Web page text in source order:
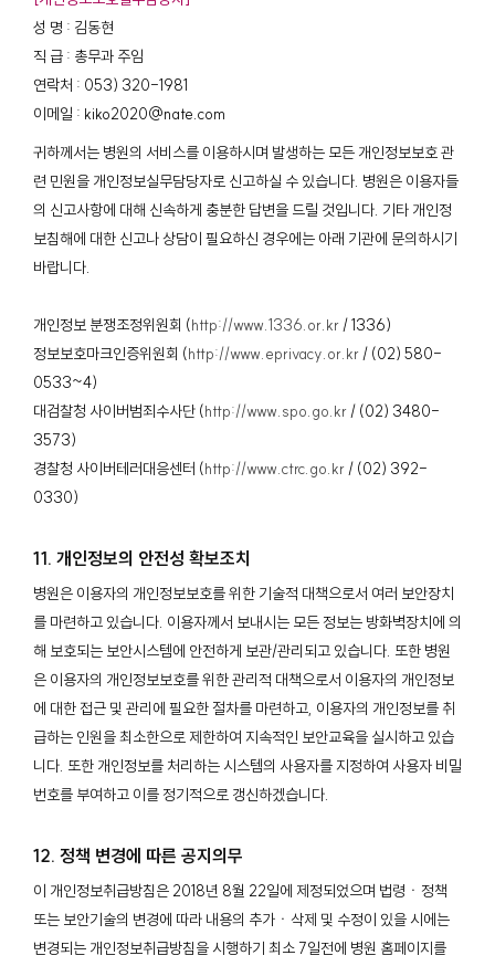
성 명 : 김동현
직 급 : 총무과 주임
연락처 : 053) 320-1981
이메일 : kiko2020@nate.com
귀하께서는 병원의 서비스를 이용하시며 발생하는 모든 개인정보보호 관
련 민원을 개인정보실무담당자로 신고하실 수 있습니다. 병원은 이용자들
의 신고사항에 대해 신속하게 충분한 답변을 드릴 것입니다. 기타 개인정
보침해에 대한 신고나 상담이 필요하신 경우에는 아래 기관에 문의하시기
바랍니다.
개인정보 분쟁조정위원회 (http://www.1336.or.kr / 1336)
정보보호마크인증위원회 (http://www.eprivacy.or.kr / (02) 580-
0533~4)
대검찰청 사이버범죄수사단 (http://www.spo.go.kr / (02) 3480-
3573)
경찰청 사이버테러대응센터 (http://www.ctrc.go.kr / (02) 392-
0330)
11. 개인정보의 안전성 확보조치
병원은 이용자의 개인정보보호를 위한 기술적 대책으로서 여러 보안장치
를 마련하고 있습니다. 이용자께서 보내시는 모든 정보는 방화벽장치에 의
해 보호되는 보안시스템에 안전하게 보관/관리되고 있습니다. 또한 병원
은 이용자의 개인정보보호를 위한 관리적 대책으로서 이용자의 개인정보
에 대한 접근 및 관리에 필요한 절차를 마련하고, 이용자의 개인정보를 취
급하는 인원을 최소한으로 제한하여 지속적인 보안교육을 실시하고 있습
니다. 또한 개인정보를 처리하는 시스템의 사용자를 지정하여 사용자 비밀
번호를 부여하고 이를 정기적으로 갱신하겠습니다.
12. 정책 변경에 따른 공지의무
이 개인정보취급방침은 2018년 8월 22일에 제정되었으며 법령ㆍ정책
또는 보안기술의 변경에 따라 내용의 추가ㆍ삭제 및 수정이 있을 시에는
변경되는 개인정보취급방침을 시행하기 최소 7일전에 병원 홈페이지를